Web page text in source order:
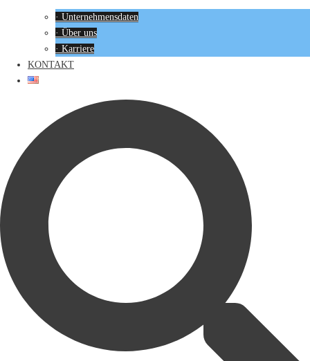
· Unternehmensdaten
· Über uns
· Karriere
KONTAKT